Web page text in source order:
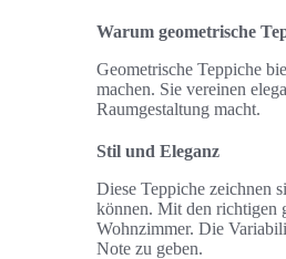
Warum geometrische
Geometrische Teppiche
machen. Sie vereinen
Raumgestaltung macht.
Stil und Eleganz
Diese Teppiche zeichnen
können. Mit den richtigen
Wohnzimmer. Die
Note zu geben.